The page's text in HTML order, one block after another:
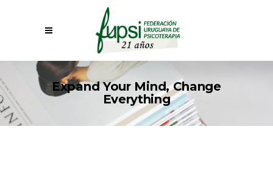
Expand Your Mind, Change
Everything